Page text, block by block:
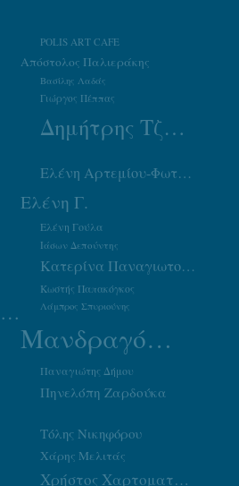
POLIS ART CAFE
Απόστολος Παλιεράκης
Βασίλης Λαδάς
Γιώργος Πέππας
Δημήτρης Τζουμάκας
Ελένη Αρτεμίου-Φωτιάδου
Ελένη Γ.
Ελένη Γούλα
Ιάσων Δεπούντης
Κατερίνα Παναγιωτοπούλου
Κωστής Παπακόγκος
Κώστας Κρεμμύδας Λάμπρος Σπυριούνης
Μανδραγόρας
Παναγιώτης Δήμου
Πηνελόπη Ζαρδούκα
Τόλης Νικηφόρου
Χάρης Μελιτάς
Χρήστος Χαρτοματσίδης